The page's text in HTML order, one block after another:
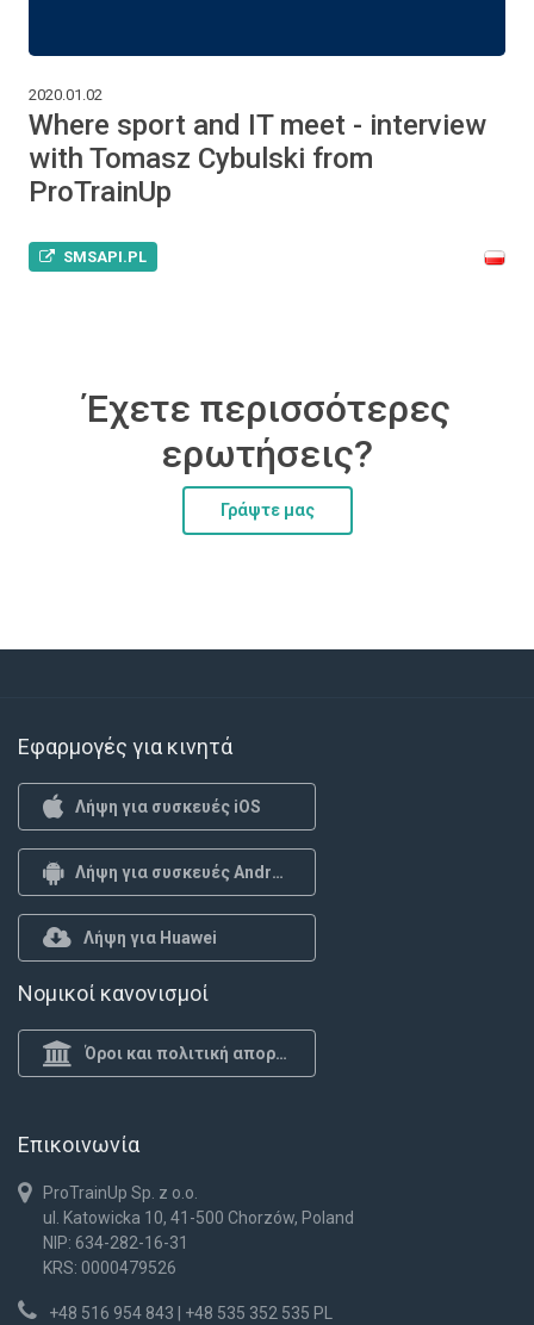
2020.01.02
Where sport and IT meet - interview
with Tomasz Cybulski from
ProTrainUp
SMSAPI.PL
Έχετε περισσότερες
ερωτήσεις?
Γράψτε μας
Εφαρμογές για κινητά
Λήψη για συσκευές iOS
Λήψη για συσκευές Android
Λήψη για Huawei
Νομικοί κανονισμοί
Όροι και πολιτική απορρήτου
Επικοινωνία
ProTrainUp Sp. z o.o.
ul. Katowicka 10, 41-500 Chorzów, Poland
NIP: 634-282-16-31
KRS: 0000479526
+48 516 954 843 | +48 535 352 535 PL